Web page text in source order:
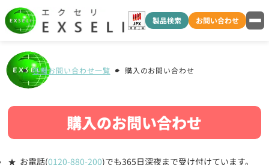
製品検索 お問い合わせ
各種お問い合わせ一覧 購入のお問い合わせ
購入のお問い合わせ
お電話(0120-880-200)でも365日深夜まで受け付けています。